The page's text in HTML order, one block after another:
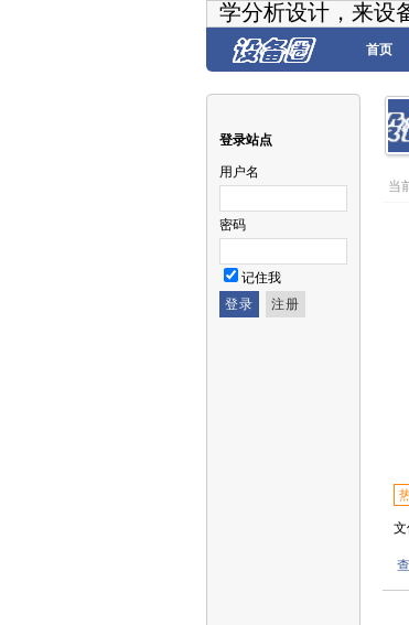
学分析设计，来设
首页
登录站点
用户名
密码
记住我
当
文